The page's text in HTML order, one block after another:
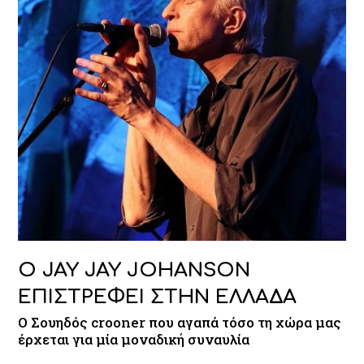
Ο JAY JAY JOHANSON
ΕΠΙΣΤΡΕΦΕΙ ΣΤΗΝ ΕΛΛΑΔΑ
Ο Σουηδός crooner που αγαπά τόσο τη χώρα μας
έρχεται για μία μοναδική συναυλία